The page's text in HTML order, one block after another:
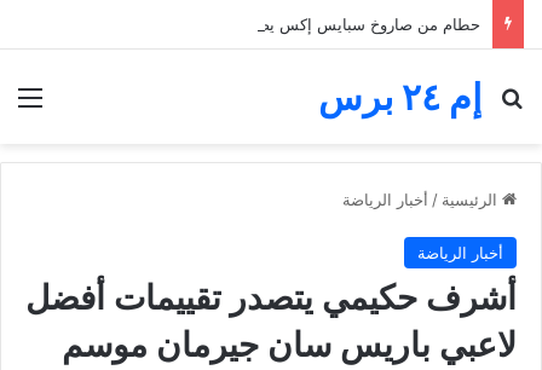
إم ٢٤ برس
بحث عن
الرئيسية / أخبار الرياضة
أخبار الرياضة
أشرف حكيمي يتصدر تقييمات أفضل
لاعبي باريس سان جيرمان موسم